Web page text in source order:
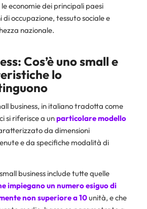
economie dei principali paesi
occupazione, tessuto sociale e
nazionale.
Cos’è uno small e
lo
business, in italiano tradotta come
si riferisce a unparticolare modello
da dimensioni
e da specifiche modalità di
business include tutte quelle
impiegano un numero esiguo di
non superiore a 10unità, e che